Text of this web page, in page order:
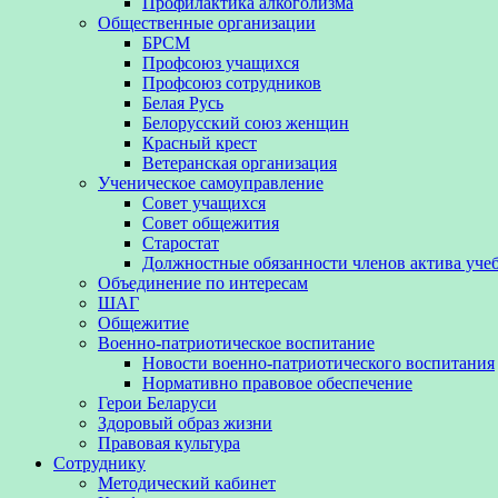
Общественные организации
БРСМ
Профсоюз учащихся
Профсоюз сотрудников
Белая Русь
Белорусский союз женщин
Красный крест
Ветеранская организация
Ученическое самоуправление
Совет учащихся
Совет общежития
Старостат
Должностные обязанности членов актива
Объединение по интересам
ШАГ
Общежитие
Военно-патриотическое воспитание
Новости военно-патриотического воспитания
Нормативно правовое обеспечение
Герои Беларуси
Здоровый образ жизни
Правовая культура
Сотруднику
Методический кабинет